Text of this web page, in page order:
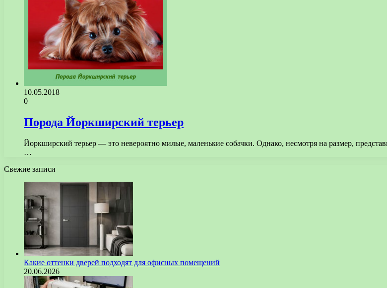
10.05.2018
0
Порода Йоркширский терьер
Йоркширский терьер — это невероятно милые, маленькие собачки. Однако, несмотря на размер,
…
Свежие записи
Какие оттенки дверей подходят для офисных помещений
20.06.2026